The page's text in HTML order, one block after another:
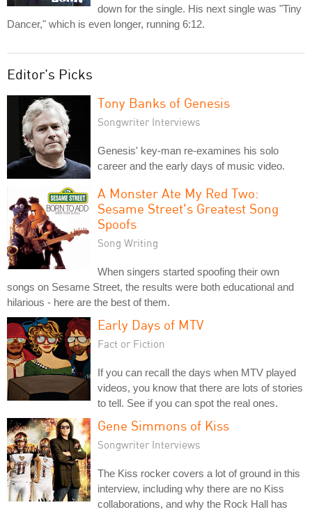
down for the single. His next single was "Tiny
Dancer," which is even longer, running 6:12.
Editor's Picks
Tony Banks of Genesis
Songwriter Interviews
Genesis' key-man re-examines his solo
career and the early days of music video.
A Monster Ate My Red Two:
Sesame Street's Greatest Song
Spoofs
Song Writing
When singers started spoofing their own
songs on Sesame Street, the results were both educational and
hilarious - here are the best of them.
Early Days of MTV
Fact or Fiction
If you can recall the days when MTV played
videos, you know that there are lots of stories
to tell. See if you can spot the real ones.
Gene Simmons of Kiss
Songwriter Interviews
The Kiss rocker covers a lot of ground in this
interview, including why there are no Kiss
collaborations, and why the Rock Hall has